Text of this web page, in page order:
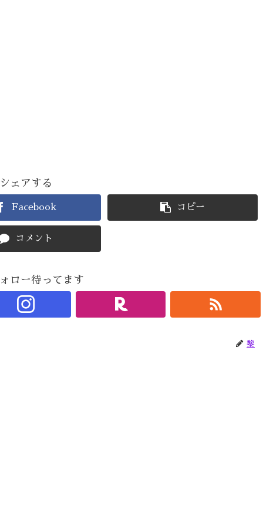
シェアする
Facebook コピー
コメント
ロー待ってます
黎